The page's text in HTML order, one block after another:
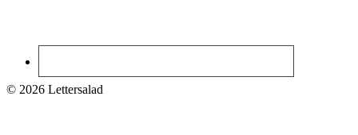
© 2026 Lettersalad